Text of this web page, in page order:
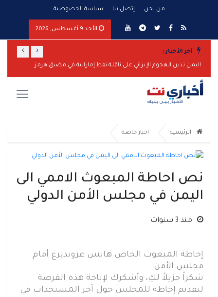
من نحن إتصل بنا سياسة الخصوصية
الأحد 9 أغسطس, 2026
آخر الأخبار :
اليمن تدين الهجوم الإيراني على ناقلة نفط إماراتية في مضيق هرمز
مأرب ترفع الجاهزية وتتوعد برد حازم على تصعيد الحوثيين
‹
›
الرئيسية اخبار خاصة
نص احاطة المبعوث الاممي الى
اليمن في مجلس الأمن الدولي
منذ 3 سنوات
إحاطة المبعوث الخاص هانس غروندبرغ أمام
مجلس الأمن
شكراً جزيلاً لكِ، وأشكرك لإتاحة هذه الفرصة
لتقديم إحاطة للمجلس حول آخر المستجدات في